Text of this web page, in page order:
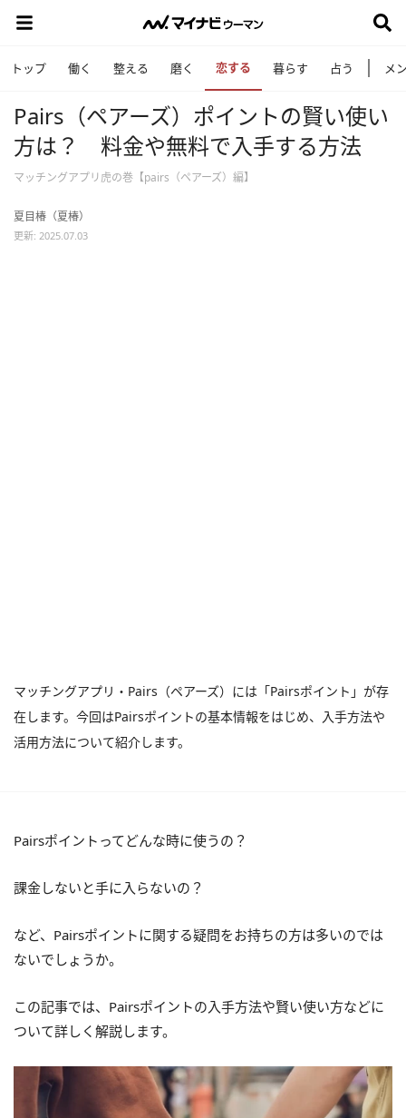
トップ 働く 整える 磨く 恋する 暮らす 占う メ
Pairs（ペアーズ）ポイントの賢い使い
方は？ 料金や無料で入手する方法
マッチングアプリ虎の巻【pairs（ペアーズ）編】
夏目椿（夏椿）
更新: 2025.07.03
マッチングアプリ・Pairs（ペアーズ）には「Pairsポイント」が存
在します。今回はPairsポイントの基本情報をはじめ、入手方法や
活用方法について紹介します。
Pairsポイントってどんな時に使うの？
課金しないと手に入らないの？
など、Pairsポイントに関する疑問をお持ちの方は多いのでは
ないでしょうか。
この記事では、Pairsポイントの入手方法や賢い使い方などに
ついて詳しく解説します。